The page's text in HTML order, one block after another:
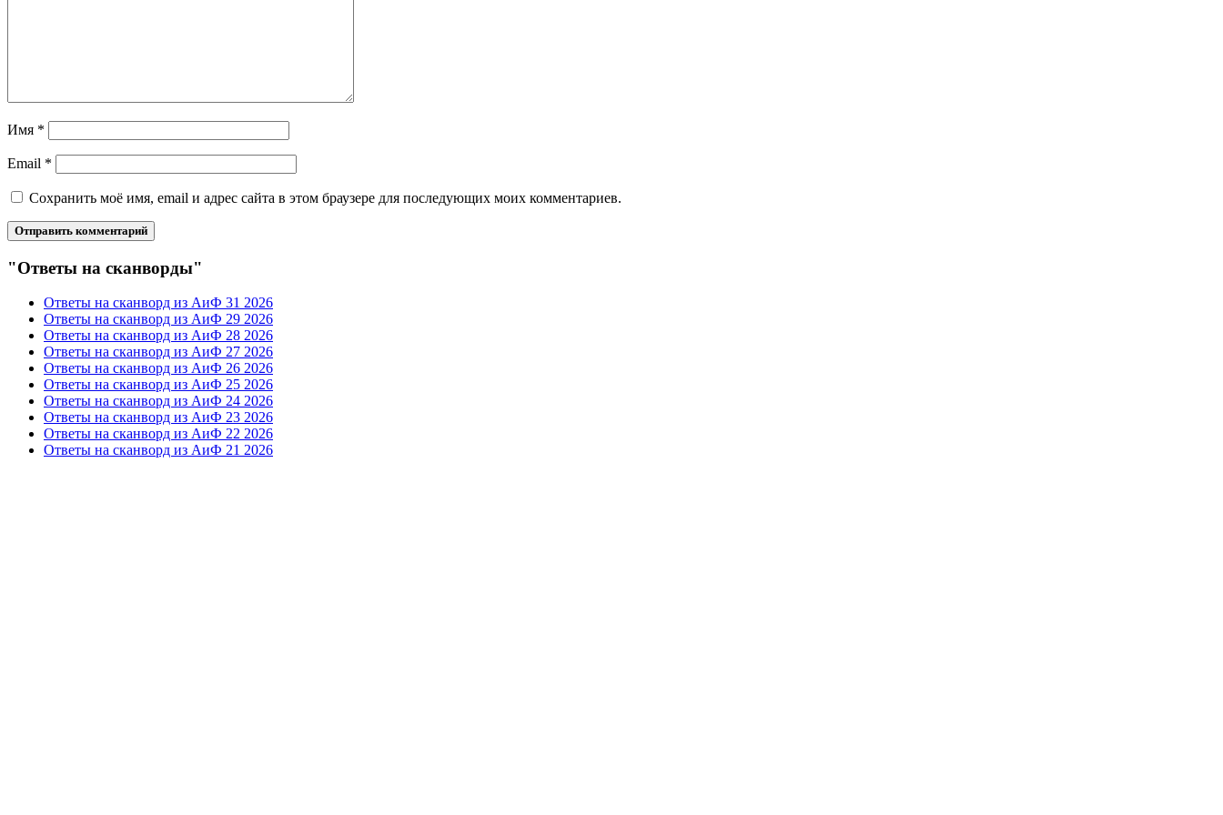
Имя *
Email *
Сохранить моё имя, email и адрес сайта в этом браузере для последующих моих комментариев.
"Ответы на сканворды"
Ответы на сканворд из АиФ 31 2026
Ответы на сканворд из АиФ 29 2026
Ответы на сканворд из АиФ 28 2026
Ответы на сканворд из АиФ 27 2026
Ответы на сканворд из АиФ 26 2026
Ответы на сканворд из АиФ 25 2026
Ответы на сканворд из АиФ 24 2026
Ответы на сканворд из АиФ 23 2026
Ответы на сканворд из АиФ 22 2026
Ответы на сканворд из АиФ 21 2026